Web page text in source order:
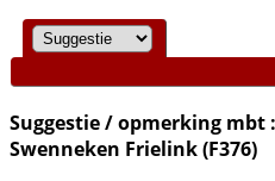
Suggestie / opmerking mbt
Swenneken Frielink (F376)